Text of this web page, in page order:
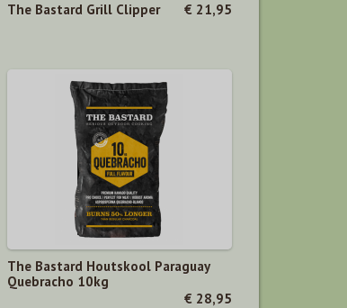
The Bastard Grill Clipper € 21,95
The Bastard Houtskool Paraguay
Quebracho 10kg
€ 28,95